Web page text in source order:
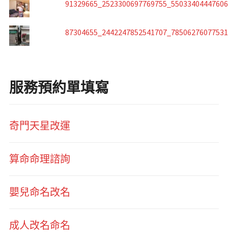
服務預約單填寫
奇門天星改運
算命命理諮詢
嬰兒命名改名
成人改名命名